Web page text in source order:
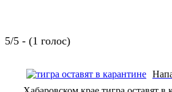
5/5 - (1 голос)